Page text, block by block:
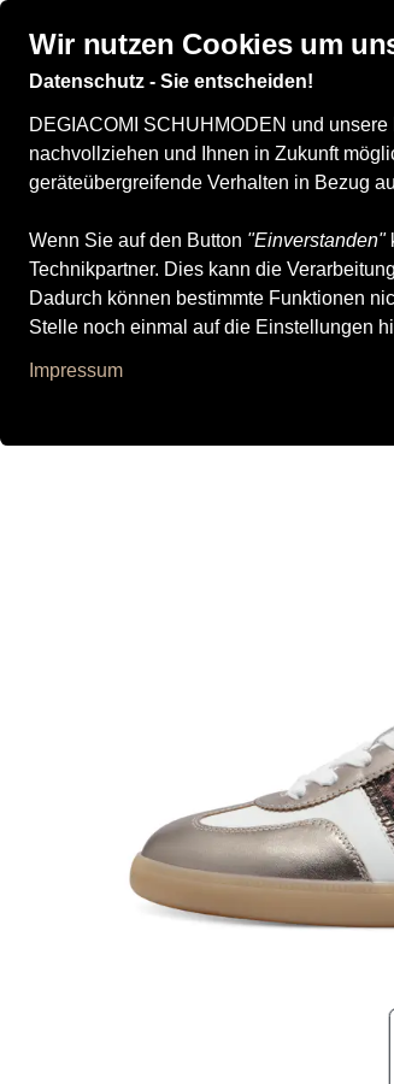
Wir nutzen Cookies um
Datenschutz - Sie entscheiden!
DEGIACOMI SCHUHMODEN und
nachvollziehen und Ihnen in Zukunft
geräteübergreifende Verhalten in Bezug
Wenn Sie auf den Button "Einverstanden"
Technikpartner. Dies kann die
Dadurch können bestimmte Funktionen
Stelle noch einmal auf die Einstellungen
Impressum
Damenschuhe Herrenschuhe